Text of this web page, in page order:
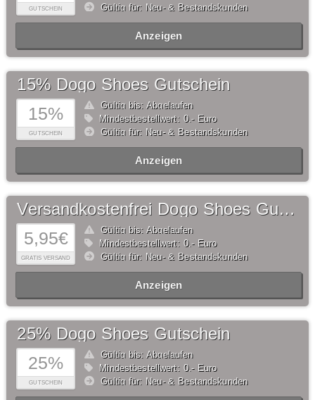
GUTSCHEIN
Gültig für: Neu- & Bestandskunden
Anzeigen
15%
GUTSCHEIN
15% Dogo Shoes Gutschein
Gültig bis: Abgelaufen
Mindestbestellwert: 0,- Euro
Gültig für: Neu- & Bestandskunden
Anzeigen
5,95€
GRATIS VERSAND
Versandkostenfrei Dogo Shoes Gutschein
Gültig bis: Abgelaufen
Mindestbestellwert: 0,- Euro
Gültig für: Neu- & Bestandskunden
Anzeigen
25%
GUTSCHEIN
25% Dogo Shoes Gutschein
Gültig bis: Abgelaufen
Mindestbestellwert: 0,- Euro
Gültig für: Neu- & Bestandskunden